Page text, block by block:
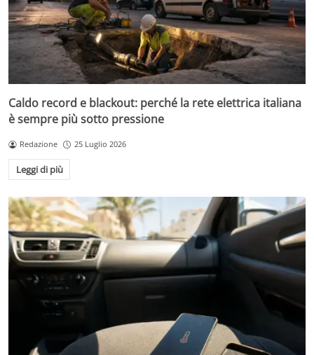
Caldo record e blackout: perché la rete elettrica italiana
è sempre più sotto pressione
Redazione 25 Luglio 2026
Leggi di più